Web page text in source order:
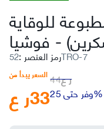
للوقاية
- فوشيا
رمز العنصر : 52TRO-7
السعر يبدأ من
ر ع33
ر ع44
وفر حتى 25%